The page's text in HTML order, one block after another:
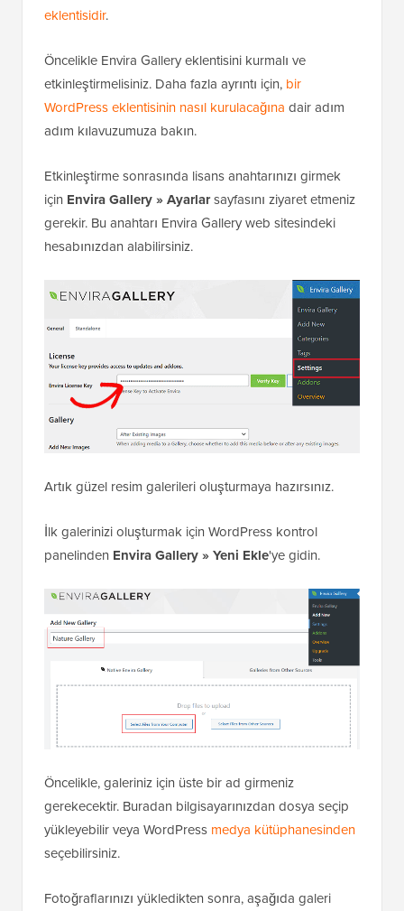
eklentisidir.
Öncelikle Envira Gallery eklentisini kurmalı ve
etkinleştirmelisiniz. Daha fazla ayrıntı için, bir
WordPress eklentisinin nasıl kurulacağına dair adım
adım kılavuzumuza bakın.
Etkinleştirme sonrasında lisans anahtarınızı girmek
için Envira Gallery » Ayarlarsayfasını ziyaret etmeniz
gerekir. Bu anahtarı Envira Gallery web sitesindeki
hesabınızdan alabilirsiniz.
Artık güzel resim galerileri oluşturmaya hazırsınız.
İlk galerinizi oluşturmak için WordPress kontrol
panelinden Envira Gallery » Yeni Ekle'ye gidin.
Öncelikle, galeriniz için üste bir ad girmeniz
gerekecektir. Buradan bilgisayarınızdan dosya seçip
yükleyebilir veya WordPress medya kütüphanesinden
seçebilirsiniz.
Fotoğraflarınızı yükledikten sonra, aşağıda galeri